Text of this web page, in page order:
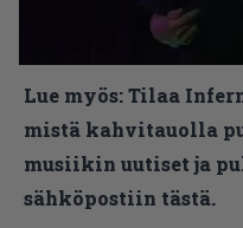
Lue myös:Tilaa
mistä kahvitauolla
musiikin uutiset ja
sähköpostiin tästä.